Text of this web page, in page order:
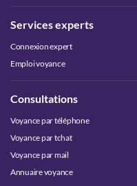
Services experts
Connexion expert
Emploi voyance
Consultations
Voyance par téléphone
Voyance par tchat
Voyance par mail
Annuaire voyance